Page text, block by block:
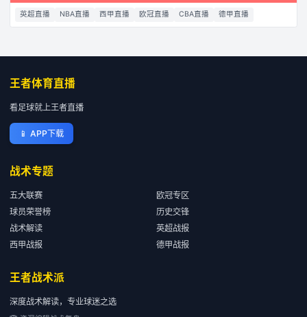
英超直播 NBA直播 西甲直播 欧冠直播 CBA直播 德甲直播
王者体育直播
看足球就上王者直播
📱 APP下载
战术专题
五大联赛
欧冠专区
球员荣誉榜
历史交锋
战术解读
英超战报
西甲战报
德甲战报
王者战术派
深度战术解读，专业球迷之选